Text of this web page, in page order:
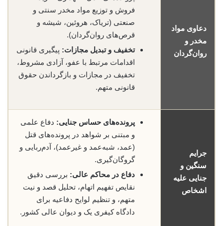
دعاوی مواد
مخدر و
روان‌گردان
فروش و توزیع مواد مخدر سنتی و
صنعتی (تریاک، هروئین، شیشه و
قرص‌های روان‌گردان).
تخفیف و تبدیل مجازات: پیگیری قانونی
اقدامات مرتبط با عفو، آزادی مشروط،
تخفیف در مجازات و بازگرداندن حقوق
قانونی متهم.
جرایم
سنگین و
جنایی علیه
اشخاص
پرونده‌های حساس جنایی: دفاع علمی
و مبتنی بر شواهد در پرونده‌های قتل
(عمد، شبه‌عمد و غیرعمد)، آدم‌ربایی و
گروگان‌گیری.
دفاع در محاکم عالی: بررسی دقیق
نقایص تفهیم اتهام، تحلیل قصد و نیت
متهم، و تنظیم لوایح دفاعیه برای
دادگاه کیفری یک و دیوان عالی کشور.